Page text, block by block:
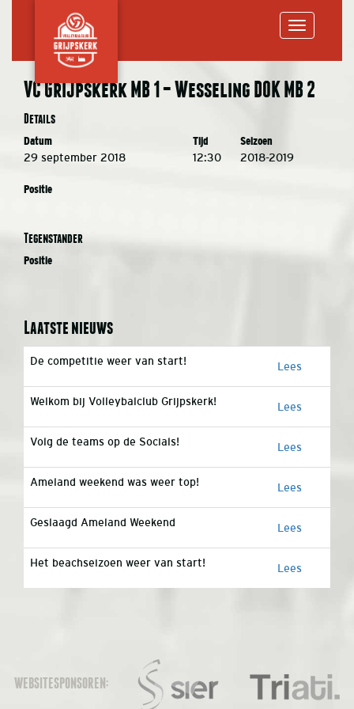
VC Grijpskerk MB 1 – Wesseling DOK MB 2
Details
Datum Tijd Seizoen
29 september 2018 12:30 2018-2019
Positie
Tegenstander
Positie
Laatste nieuws
De competitie weer van start! Lees
Welkom bij Volleybalclub Grijpskerk! Lees
Volg de teams op de Socials! Lees
Ameland weekend was weer top! Lees
Geslaagd Ameland Weekend Lees
Het beachseizoen weer van start! Lees
WEBSITESPONSOREN: